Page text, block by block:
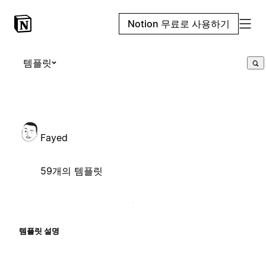
Notion 무료로 사용하기
템플릿
Fayed
59개의 템플릿
템플릿 설명